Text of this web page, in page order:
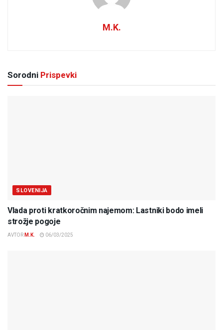
M.K.
Sorodni Prispevki
SLOVENIJA
Vlada proti kratkoročnim najemom: Lastniki bodo imeli
strožje pogoje
AVTOR M.K. 06/03/2025